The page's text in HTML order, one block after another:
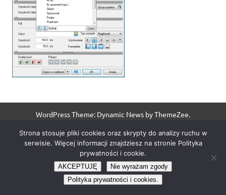
WordPress Theme: Dynamic News by ThemeZee.
Strona stosuje pliki cookies oraz skrypty do analizy ruchu w
serwisie. Więcej informacji znajdziesz na stronie Polityka
prywatności i cookie.
AKCEPTUJĘ
Nie wyrażam zgody
Polityka prywatności i cookies.